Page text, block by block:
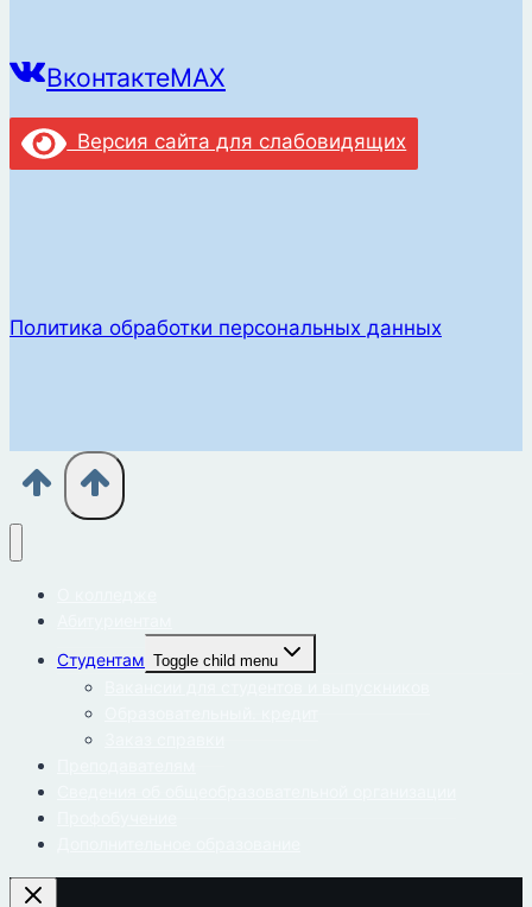
ВконтактеMAX
Версия сайта для слабовидящих
Политика обработки персональных данных
Студентам Toggle child menu